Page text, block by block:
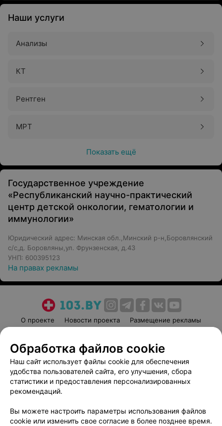
Наши услуги
Анализы
КТ
Рентген
МРТ
Показать ещё
Государственное учреждение
«Республиканский научно-практический
центр детской онкологии, гематологии и
иммунологии»
Юридический адрес: Минская обл.,Минский р-н,Боровлянский
с/с,д. Боровляны,ул. Фрунзенская, д.43
УНП: 600395123
На правах рекламы
О проекте Новости проекта
Размещение рекламы
Пользовательское соглашение
Способы оплаты
Вакансии
Партнеры
Написать руководителю 103.by
Обработка персональных данных
Обработка файлов cookie
Наш сайт использует файлы cookie для обеспечения
удобства пользователей сайта, его улучшения, сбора
статистики и предоставления персонализированных
рекомендаций.
Вы можете настроить параметры использования файлов
cookie или изменить свое согласие в более позднее время.